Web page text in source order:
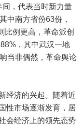
，代表当时新力量
中南方省份63份，
比例更高，革命派创
，其中武汉一地
当非偶然，革命舆论
经济的兴起。随着近
性市场逐渐发育，居
会经济上的领先态势